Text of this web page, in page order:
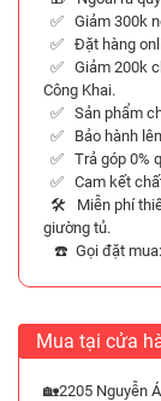
✅ Giảm 300k
✅ Đặt hàng
✅ Giảm 200k
Công Khai.
✅ Sản phẩm
✅ Bảo hành
✅ Trả góp 0%
✅ Cam kết
🛠️ Miễn phí
giường tủ.
☎️ Gọi đặt mua:
Mua tại cửa
🏡2205 Nguyễn